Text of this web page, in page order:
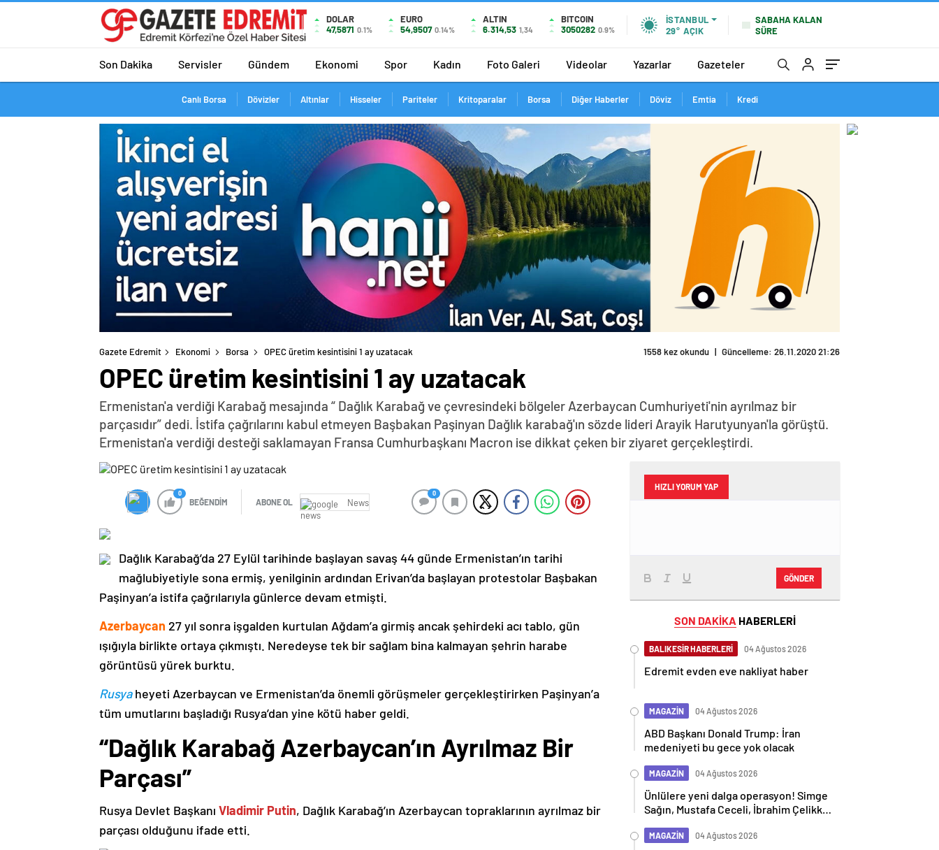
DOLAR
47,5871 0.1%
EURO
54,9507 0.14%
ALTIN
6.314,53 1,34
BITCOIN
3050282 0.9%
İSTANBUL
29° AÇIK
SABAHA KALAN
SÜRE
Son Dakika Servisler Gündem Ekonomi Spor Kadın Foto Galeri Videolar Yazarlar Gazeteler
Canlı Borsa Dövizler Altınlar Hisseler Pariteler Kritoparalar Borsa Diğer Haberler Döviz Emtia Kredi
Gazete Edremit Ekonomi Borsa OPEC üretim kesintisini 1 ay uzatacak 1558 kez okundu | Güncelleme: 26.11.2020 21:26
OPEC üretim kesintisini 1 ay uzatacak
Ermenistan'a verdiği Karabağ mesajında “ Dağlık Karabağ ve çevresindeki bölgeler Azerbaycan Cumhuriyeti'nin ayrılmaz bir
parçasıdır” dedi. İstifa çağrılarını kabul etmeyen Başbakan Paşinyan Dağlık karabağ'ın sözde lideri Arayik Harutyunyan'la görüştü.
Ermenistan'a verdiği desteği saklamayan Fransa Cumhurbaşkanı Macron ise dikkat çeken bir ziyaret gerçekleştirdi.
0
BEĞENDİM ABONE OL News
0
Dağlık Karabağ’da 27 Eylül tarihinde başlayan savaş 44 günde Ermenistan’ın tarihi
mağlubiyetiyle sona ermiş, yenilginin ardından Erivan’da başlayan protestolar Başbakan
Paşinyan’a istifa çağrılarıyla günlerce devam etmişti.
Azerbaycan 27 yıl sonra işgalden kurtulan Ağdam’a girmiş ancak şehirdeki acı tablo, gün
ışığıyla birlikte ortaya çıkmıştı. Neredeyse tek bir sağlam bina kalmayan şehrin harabe
görüntüsü yürek burktu.
Rusyaheyeti Azerbaycan ve Ermenistan’da önemli görüşmeler gerçekleştirirken Paşinyan’a
tüm umutlarını başladığı Rusya’dan yine kötü haber geldi.
“Dağlık Karabağ Azerbaycan’ın Ayrılmaz Bir
Parçası”
Rusya Devlet Başkanı Vladimir Putin, Dağlık Karabağ’ın Azerbaycan topraklarının ayrılmaz bir
parçası olduğunu ifade etti.
HIZLI YORUM YAP
GÖNDER
SON DAKİKA HABERLERİ
BALIKESİR HABERLERİ 04 Ağustos 2026
Edremit evden eve nakliyat haber
MAGAZİN 04 Ağustos 2026
ABD Başkanı Donald Trump: İran
medeniyeti bu gece yok olacak
MAGAZİN 04 Ağustos 2026
Ünlülere yeni dalga operasyon! Simge
Sağın, Mustafa Ceceli, İbrahim Çelikkol
MAGAZİN 04 Ağustos 2026